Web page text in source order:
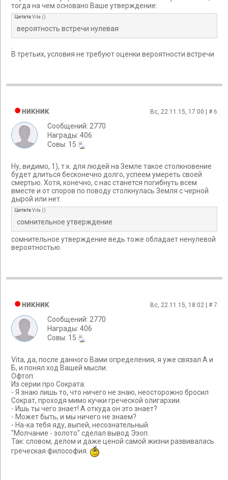
тогда на чем основано Ваше утверждение:
ЦитатаVita ()
вероятность встречи нулевая
.
В третьих, условия не требуют оценки вероятности встречи
никник Вс, 22.11.15, 17:00 | # 6
Сообщений: 2770
Награды: 406
Cовы: 15
Ну, видимо, 1), т.к. для людей на Земле такое столкновение
будет длиться бесконечно долго, успеем умереть своей
смертью. Хотя, конечно, с нас станется погибнуть всем
вместе и от споров по поводу столкнулась Земля с черной
дырой или нет.
ЦитатаVita ()
сомнительное утверждение
сомнительное утверждение ведь тоже обладает ненулевой
вероятностью.
никник Вс, 22.11.15, 18:02 | #7
Сообщений: 2770
Награды: 406
Cовы: 15
Vita, да, после данного Вами определения, я уже связал А и
Б, и понял ход Вашей мысли.
Офтоп:
Из серии про Сократа:
- Я знаю лишь то, что ничего не знаю, неосторожно бросил
Сократ, проходя мимо кучки греческой олигархии.
- Ишь ты чего знает! А откуда он это знает?
- Может быть, и мы ничего не знаем?
- На-ка тебя яду, выпей, несознательный.
"Молчание - золото" сделал вывод Эзоп.
Так: словом, делом и даже ценой самой жизни развивалась
греческая философия.